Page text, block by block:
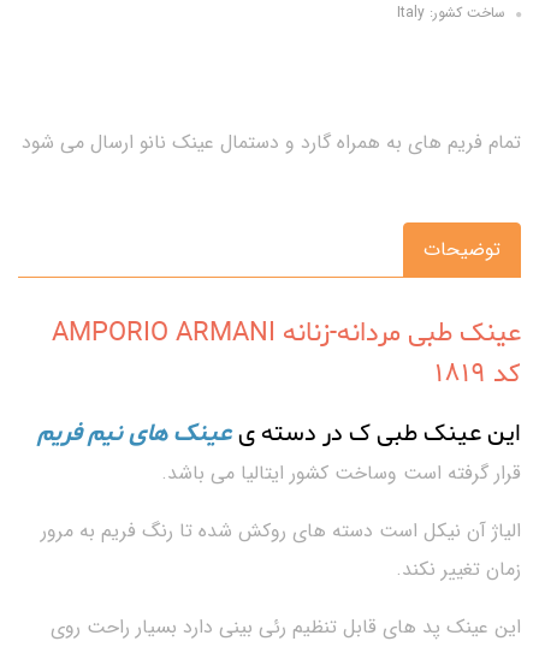
ساخت کشور: Italy
تمام فریم های به همراه گارد و دستمال عینک نانو ارسال می شود
توضیحات
عینک طبی مردانه-زنانه AMPORIO ARMANI
کد ۱۸۱۹
این عینک طبی ک در دسته یعینک های نیم فریم
قرار گرفته است وساخت کشور ایتالیا می باشد.
الیاژ آن نیکل است دسته های روکش شده تا رنگ فریم به مرور
زمان تغییر نکند.
این عینک پد های قابل تنظیم رئی بینی دارد بسیار راحت روی